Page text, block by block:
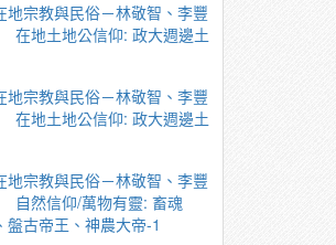
地宗教與民俗－林敬智、李豐
地土地公信仰: 政大週邊土
地宗教與民俗－林敬智、李豐
地土地公信仰: 政大週邊土
地宗教與民俗－林敬智、李豐
然信仰/萬物有靈: 畜魂
盤古帝王、神農大帝-1